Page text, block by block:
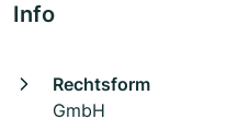
Info
Rechtsform
GmbH